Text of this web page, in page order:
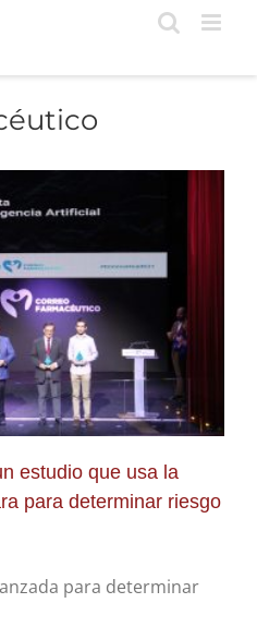
estudio que usa la
para determinar riesgo
para determinar